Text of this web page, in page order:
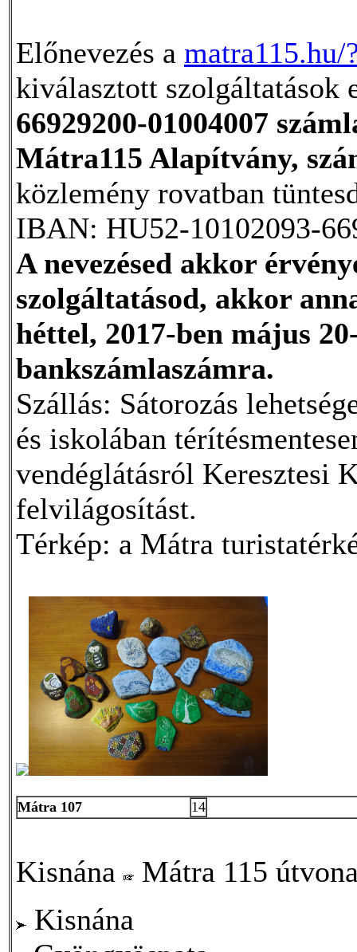
Előnevezés a matra115.hu/
kiválasztott szolgáltatások
66929200-01004007
Mátra115 Alapítvány,
közlemény rovatban
IBAN: HU52-10102093-
A nevezésed akkor
szolgáltatásod, akkor
héttel, 2017-ben május
bankszámlaszámra.
Szállás: Sátorozás
és iskolában
vendéglátásról Keresztesi
felvilágosítást.
Térkép: a Mátra
Mátra 107 14
Kisnána
Mátra 115
Kisnána